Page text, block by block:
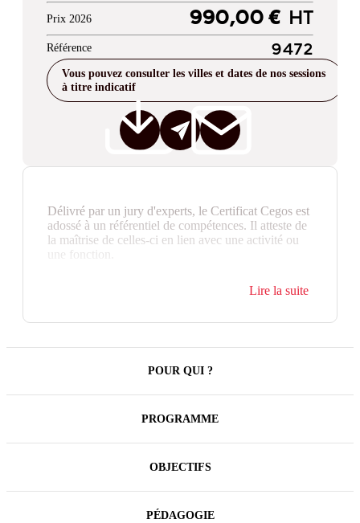
Prix 2026 990,00 € HT
Référence 9472
Vous pouvez consulter les villes et dates de nos sessions
à titre indicatif
Délivré par un jury d'experts, le Certificat Cegos est
adossé à un référentiel de compétences. Il atteste de
la maîtrise de celles-ci en lien avec une activité ou
une fonction.
Lire la suite
POUR QUI ?
PROGRAMME
OBJECTIFS
PÉDAGOGIE